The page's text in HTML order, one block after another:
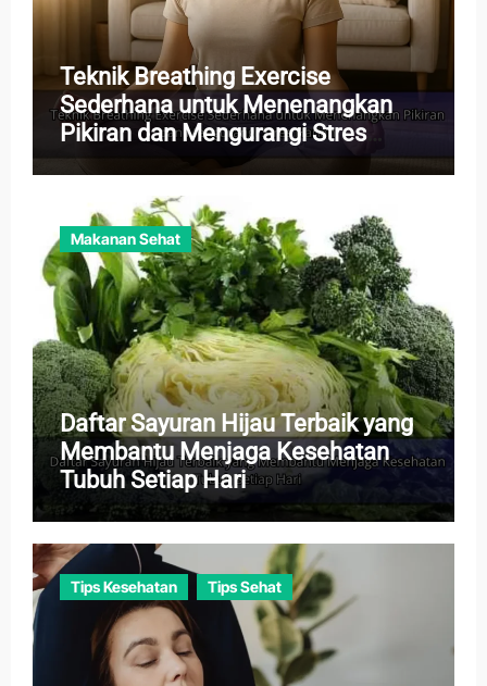
Teknik Breathing Exercise
Sederhana untuk Menenangkan
Pikiran dan Mengurangi Stres
Harian
Makanan Sehat
Daftar Sayuran Hijau Terbaik yang
Membantu Menjaga Kesehatan
Tubuh Setiap Hari
Tips Kesehatan Tips Sehat